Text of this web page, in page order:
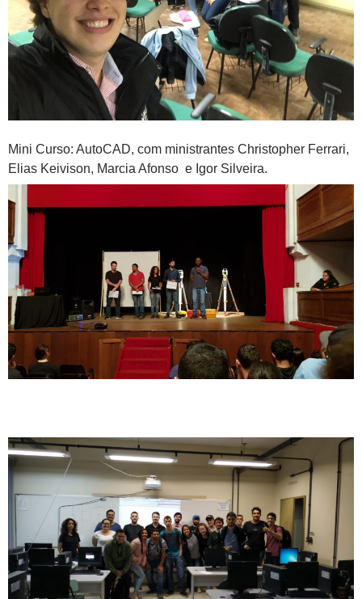
Mini Curso: AutoCAD, com ministrantes Christopher Ferrari,
Elias Keivison, Marcia Afonso e Igor Silveira.